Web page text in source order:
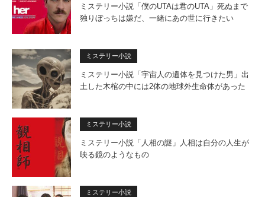
ミステリー小説「僕のUTAは君のUTA」死ぬまで
独りぼっちは嫌だ、一緒にあの世に行きたい
ミステリー小説
ミステリー小説「宇宙人の遺体を見つけた男」出
土した木棺の中には2体の地球外生命体があった
ミステリー小説
ミステリー小説「人相の謎」人相は自分の人生が
映る鏡のようなもの
ミステリー小説